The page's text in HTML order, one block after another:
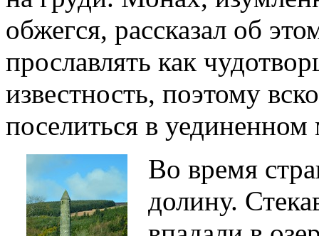
обжегся, рассказал об
прославлять как
известность, поэтому
поселиться в уединенном
Во время
долину.